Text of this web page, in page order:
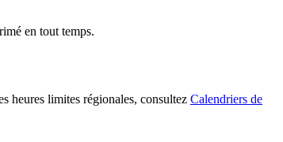
en tout temps.
heures limites régionales, consultez Calendriers de